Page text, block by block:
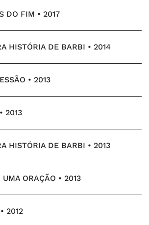
DO FIM • 2017
HISTÓRIA DE BARBI • 2014
• 2013
2013
HISTÓRIA DE BARBI • 2013
ORAÇÃO • 2013
2012